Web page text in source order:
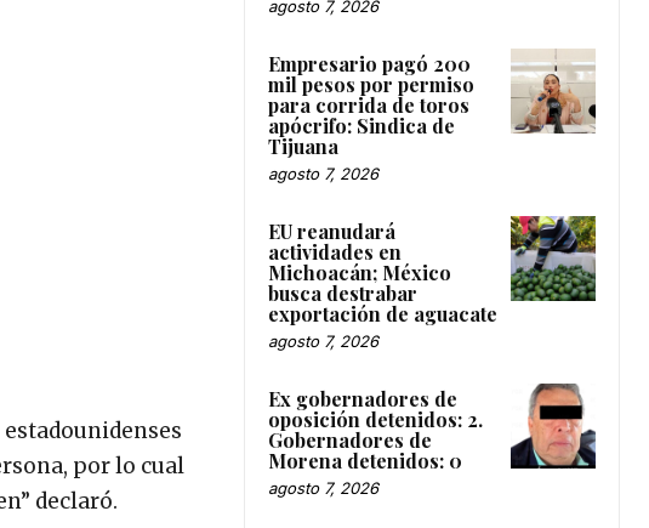
por lo cual
declaró.
agosto 7, 2026
Empresario pagó 200
mil pesos por permiso
para corrida de toros
apócrifo: Sindica de
Tijuana
agosto 7, 2026
EU reanudará
actividades en
Michoacán; México
busca destrabar
exportación de aguacate
agosto 7, 2026
Ex gobernadores de
oposición detenidos: 2.
Gobernadores de
Morena detenidos: 0
agosto 7, 2026